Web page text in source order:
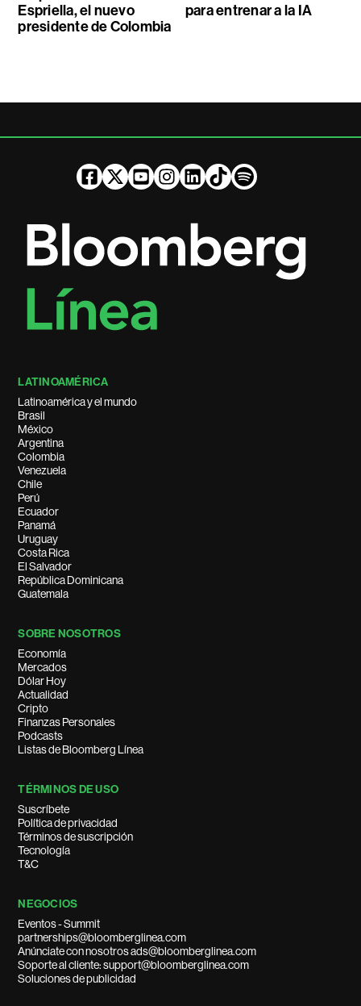
Espriella, el nuevo
presidente de Colombia
para entrenar a la IA
LATINOAMÉRICA
Latinoamérica y el mundo
Brasil
México
Argentina
Colombia
Venezuela
Chile
Perú
Ecuador
Panamá
Uruguay
Costa Rica
El Salvador
República Dominicana
Guatemala
SOBRE NOSOTROS
Economía
Mercados
Dólar Hoy
Actualidad
Cripto
Finanzas Personales
Podcasts
Listas de Bloomberg Línea
TÉRMINOS DE USO
Suscríbete
Política de privacidad
Términos de suscripción
Tecnología
T&C
NEGOCIOS
Eventos - Summit
partnerships@bloomberglinea.com
Anúnciate con nosotros ads@bloomberglinea.com
Soporte al cliente: support@bloomberglinea.com
Soluciones de publicidad